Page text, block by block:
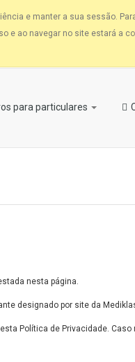
e manter a sua sessão.
ao navegar no site estará a
para particulares
nesta página.
designado por site da
Política de Privacidade.